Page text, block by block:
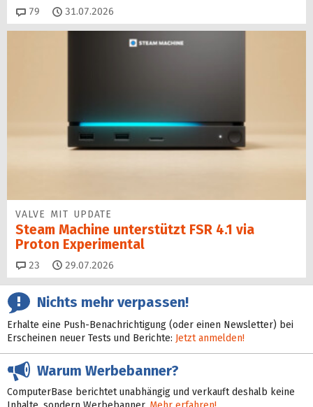
79 Kommentare
31.07.2026
VALVE MIT UPDATE
Steam Machine unterstützt FSR 4.1 via
Proton Experimental
23 Kommentare
29.07.2026
Nichts mehr verpassen!
Erhalte eine Push-Benachrichtigung (oder einen Newsletter) bei
Erscheinen neuer Tests und Berichte: Jetzt anmelden!
Warum Werbebanner?
ComputerBase berichtet unabhängig und verkauft deshalb keine